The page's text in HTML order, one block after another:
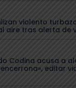
violento
aire tras alerta de
Codina acusa a
editar